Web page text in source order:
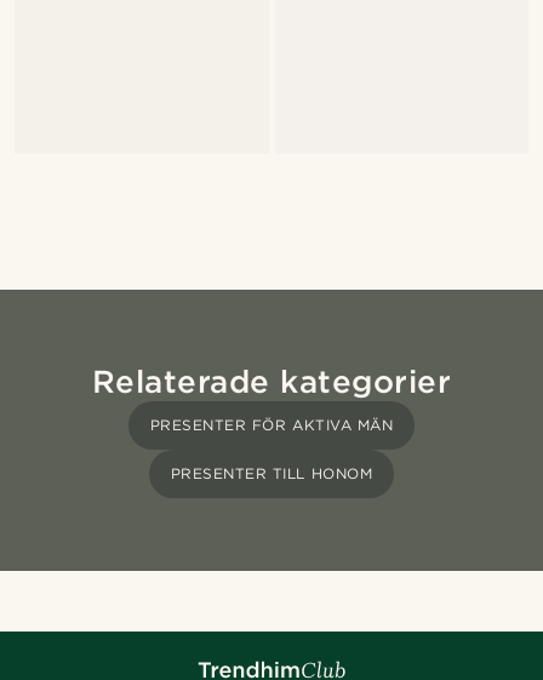
Relaterade kategorier
PRESENTER FÖR AKTIVA MÄN
PRESENTER TILL HONOM